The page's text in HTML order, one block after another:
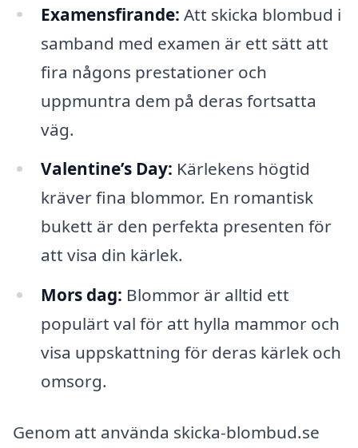
Examensfirande: Att skicka blombud i
samband med examen är ett sätt att
fira någons prestationer och
uppmuntra dem på deras fortsatta
väg.
Valentine’s Day: Kärlekens högtid
kräver fina blommor. En romantisk
bukett är den perfekta presenten för
att visa din kärlek.
Mors dag: Blommor är alltid ett
populärt val för att hylla mammor och
visa uppskattning för deras kärlek och
omsorg.
Genom att använda skicka-blombud.se